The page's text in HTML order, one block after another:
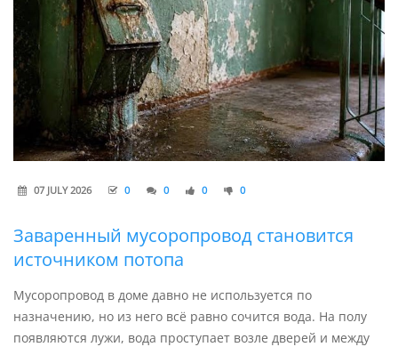
07 JULY 2026 0 0 0 0
Заваренный мусоропровод становится
источником потопа
Мусоропровод в доме давно не используется по
назначению, но из него всё равно сочится вода. На полу
появляются лужи, вода проступает возле дверей и между